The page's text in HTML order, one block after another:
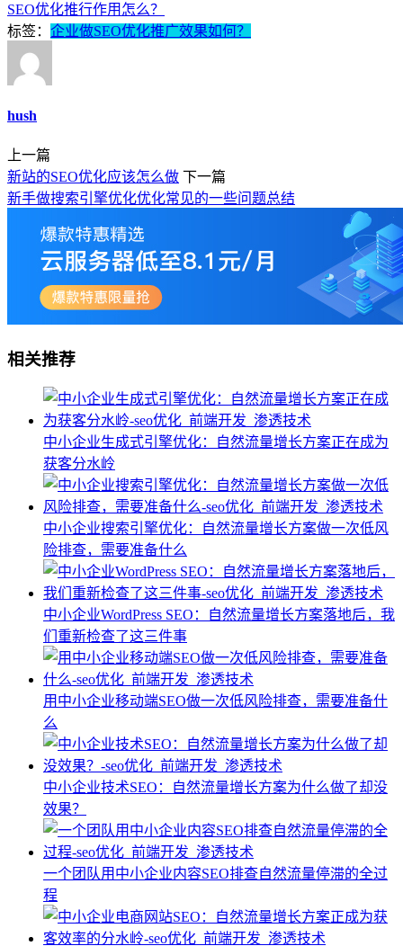
SEO优化推行作用怎么？
标签： 企业做SEO优化推广效果如何？
hush
上一篇
新站的SEO优化应该怎么做 下一篇
新手做搜索引擎优化优化常见的一些问题总结
相关推荐
中小企业生成式引擎优化：自然流量增长方案正在成为
获客分水岭
中小企业搜索引擎优化：自然流量增长方案做一次低风
险排查，需要准备什么
中小企业WordPress SEO：自然流量增长方案落地后，我
们重新检查了这三件事
用中小企业移动端SEO做一次低风险排查，需要准备什
么
中小企业技术SEO：自然流量增长方案为什么做了却没
效果？
一个团队用中小企业内容SEO排查自然流量停滞的全过
程